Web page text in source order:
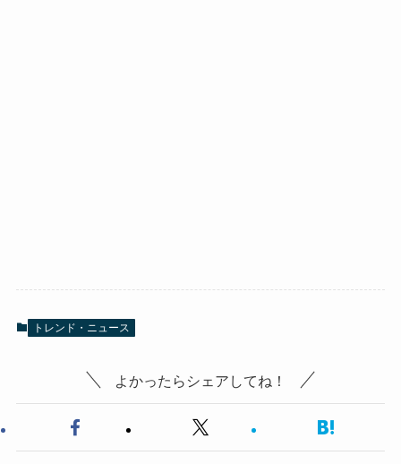
トレンド・ニュース
よかったらシェアしてね！